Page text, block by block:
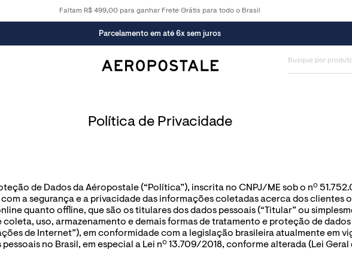
Faltam R$ 499,00 para ganhar Frete Grátis para todo o Brasil
Parcelamento em até 6x sem juros
Política de Privacidade
de Dados da Aéropostale (“Política”), inscrita no CNPJ/ME sob o nº
a segurança e a privacidade das informações coletadas acerca dos clientes
quanto offline, que são os titulares dos dados pessoais (“Titular” ou
uso, armazenamento e demais formas de tratamento e proteção de dados
de Internet”), em conformidade com a legislação brasileira atualmente em
no Brasil, em especial a Lei nº 13.709/2018, conforme alterada (Lei